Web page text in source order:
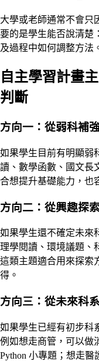
大學或老師通常不會只
要的是學生能否說清楚
及過程中如何調整方法
自主學習計畫
判斷
方向一：從弱科補
如果學生目前有明顯弱
讀、數學函數、國文長
合想提升基礎能力，也
方向二：從興趣探
如果學生還不確定未來
理學閱讀、環境議題、
這類主題適合用來探索
得。
方向三：從未來科
如果學生已經有初步科
例如想走商管，可以做
Python 小專題；想走醫